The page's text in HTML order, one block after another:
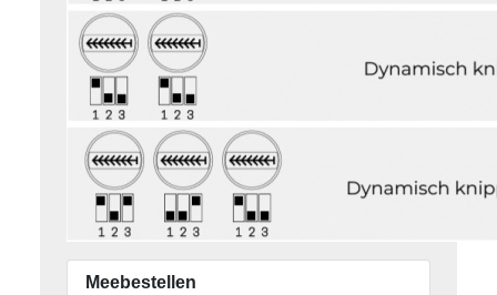
Meebestellen